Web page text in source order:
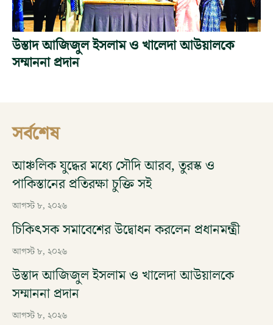
উস্তাদ আজিজুল ইসলাম ও খালেদা আউয়ালকে
সম্মাননা প্রদান
সর্বশেষ
আঞ্চলিক যুদ্ধের মধ্যে সৌদি আরব, তুরস্ক ও
পাকিস্তানের প্রতিরক্ষা চুক্তি সই
আগস্ট ৮, ২০২৬
চিকিৎসক সমাবেশের উদ্বোধন করলেন প্রধানমন্ত্রী
আগস্ট ৮, ২০২৬
উস্তাদ আজিজুল ইসলাম ও খালেদা আউয়ালকে
সম্মাননা প্রদান
আগস্ট ৮, ২০২৬